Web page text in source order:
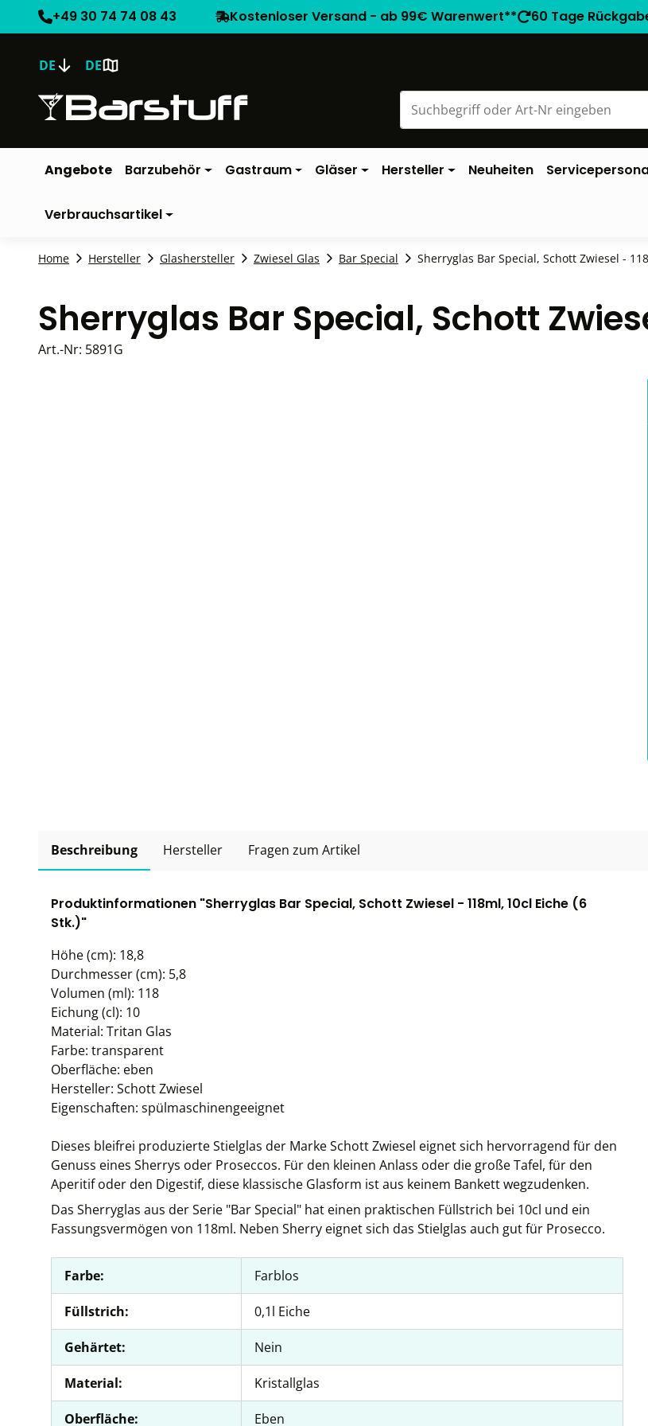
+49 30 74 74 08 43 Kostenloser Versand - ab 99€ Warenwert** 60 Tage
DE DE
Angebote Barzubehör Gastraum Gläser Hersteller Neuheiten
Verbrauchsartikel
Home Hersteller Glashersteller Zwiesel Glas Bar Special Sherryglas Bar Special, Schott Zwiesel -
Sherryglas Bar Special, Schott
Art.-Nr: 5891G
Beschreibung Hersteller Fragen zum Artikel
Produktinformationen "Sherryglas Bar Special, Schott Zwiesel - 118ml, 10cl Eiche (6
Stk.)"
Höhe (cm): 18,8
Durchmesser (cm): 5,8
Volumen (ml): 118
Eichung (cl): 10
Material: Tritan Glas
Farbe: transparent
Oberfläche: eben
Hersteller: Schott Zwiesel
Eigenschaften: spülmaschinengeeignet
Dieses bleifrei produzierte Stielglas der Marke Schott Zwiesel eignet sich hervorragend für den
Genuss eines Sherrys oder Proseccos. Für den kleinen Anlass oder die große Tafel, für den
Aperitif oder den Digestif, diese klassische Glasform ist aus keinem Bankett wegzudenken.
Das Sherryglas aus der Serie "Bar Special" hat einen praktischen Füllstrich bei 10cl und ein
Fassungsvermögen von 118ml. Neben Sherry eignet sich das Stielglas auch gut für Prosecco.
Farbe: Farblos
Füllstrich: 0,1l Eiche
Gehärtet: Nein
Material: Kristallglas
Oberfläche: Eben